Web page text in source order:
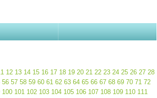
12 13 14 15 16 17 18 19 20 21 22 23 24 25 26 27 28
56 57 58 59 60 61 62 63 64 65 66 67 68 69 70 71 72
100 101 102 103 104 105 106 107 108 109 110 111